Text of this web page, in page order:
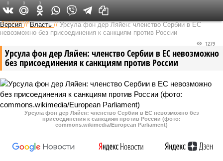
Федеральный выпуск
Версия //Власть //Урсула фон дер Ляйен: членство Сербии в ЕС
невозможно без присоединения к санкциям против России
Урсула фон дер Ляйен: членство Сербии в ЕС невозможно
без присоединения к санкциям против России
1279
Урсула фон дер Ляйен: членство Сербии в ЕС невозможно без
присоединения к санкциям против России (фото:
commons.wikimedia/European Parliament)
0 0 0